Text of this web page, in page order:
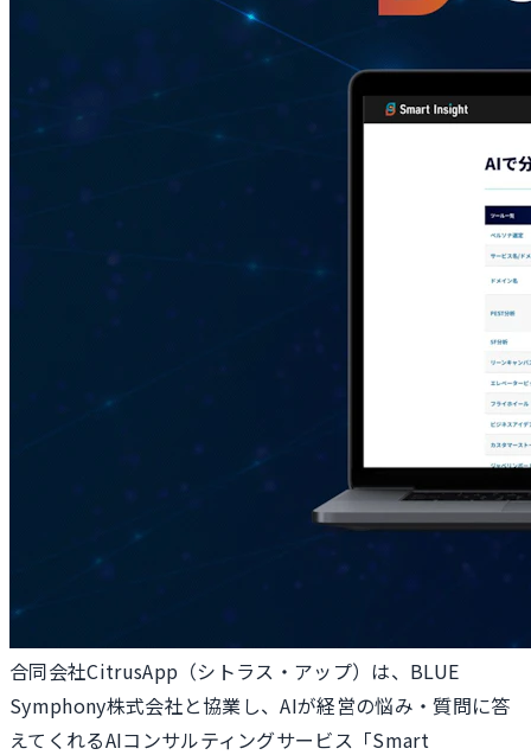
合同会社CitrusApp（シトラス・アップ）は、BLUE
Symphony株式会社と協業し、AIが経営の悩み・質問に答
えてくれるAIコンサルティングサービス「Smart